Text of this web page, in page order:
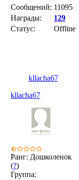
Сообщений: 11095
Награды:
129
Статус:
Offline
kllacha67
kllacha67
Ранг: Дошколенок
(?)
Группа: